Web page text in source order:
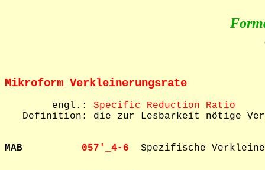
Mikroform Verkleinerungsrate
        engl.:
Specific Reduction Ratio
Definition: die zur Lesbarkeit nötige
MAB 057'_4-6 Spezifische